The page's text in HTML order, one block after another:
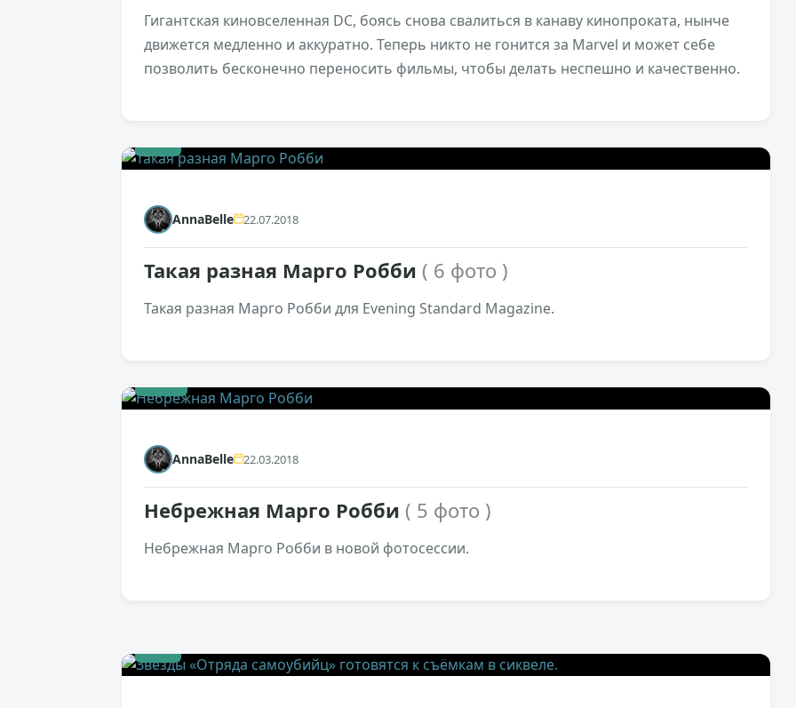
Гигантская киновселенная DC, боясь снова свалиться в канаву кинопроката, нынче
движется медленно и аккуратно. Теперь никто не гонится за Marvel и может себе
позволить бесконечно переносить фильмы, чтобы делать неспешно и качественно.
AnnaBelle 22.07.2018
Такая разная Марго Робби ( 6 фото )
Такая разная Марго Робби для Evening Standard Magazine.
AnnaBelle 22.03.2018
Небрежная Марго Робби ( 5 фото )
Небрежная Марго Робби в новой фотосессии.